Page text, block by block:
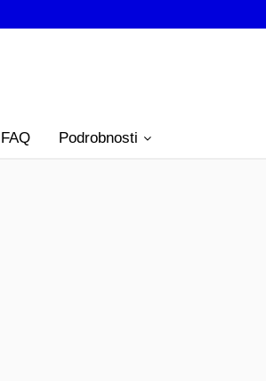
FAQ Podrobnosti